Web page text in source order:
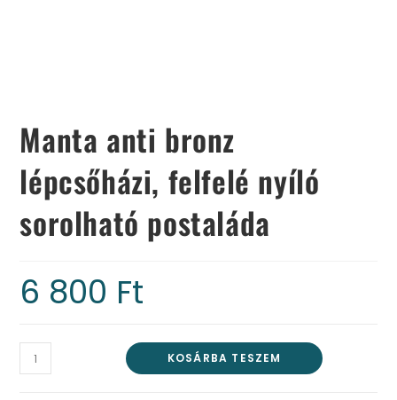
Manta anti bronz
lépcsőházi, felfelé nyíló
sorolható postaláda
6 800 Ft
KOSÁRBA TESZEM